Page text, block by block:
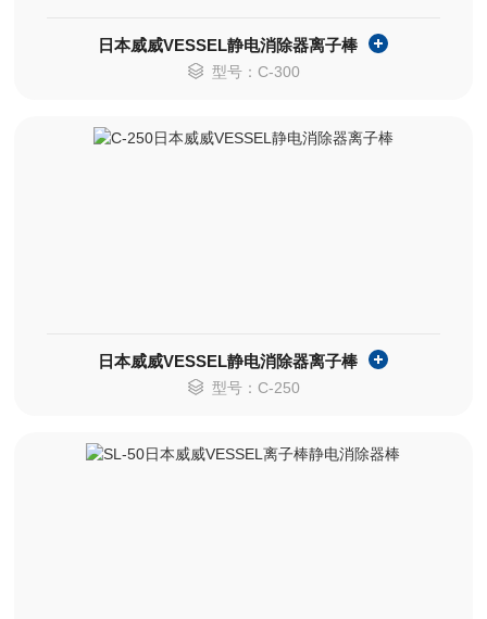
日本威威VESSEL静电消除器离子棒
型号：C-300
日本威威VESSEL静电消除器离子棒
型号：C-250